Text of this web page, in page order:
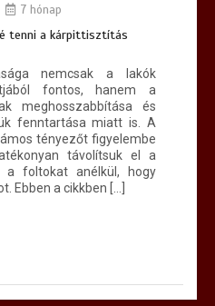
7 hónap
tenni a kárpittisztítás
nemcsak a lakók
fontos, hanem a
meghosszabbítása és
fenntartása miatt is. A
tényezőt figyelembe
távolítsuk el a
a foltokat anélkül, hogy
Ebben a cikkben […]